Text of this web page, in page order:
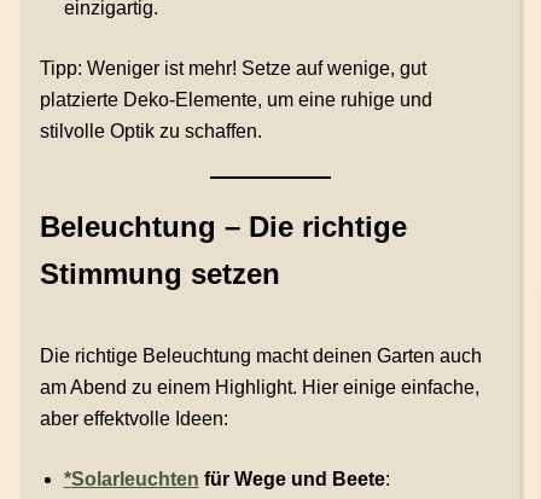
einzigartig.
Tipp: Weniger ist mehr! Setze auf wenige, gut
platzierte Deko-Elemente, um eine ruhige und
stilvolle Optik zu schaffen.
Beleuchtung – Die richtige
Stimmung setzen
Die richtige Beleuchtung macht deinen Garten auch
am Abend zu einem Highlight. Hier einige einfache,
aber effektvolle Ideen:
*Solarleuchten für Wege und Beete: